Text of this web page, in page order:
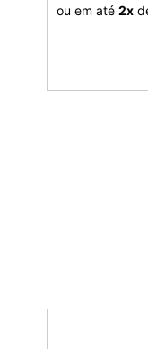
ou em até2x